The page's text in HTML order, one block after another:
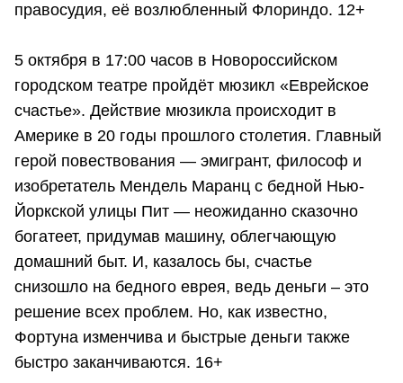
правосудия, её возлюбленный Флориндо. 12+
5 октября в 17:00 часов в Новороссийском
городском театре пройдёт мюзикл «Еврейское
счастье». Действие мюзикла происходит в
Америке в 20 годы прошлого столетия. Главный
герой повествования — эмигрант, философ и
изобретатель Мендель Маранц с бедной Нью-
Йоркской улицы Пит — неожиданно сказочно
богатеет, придумав машину, облегчающую
домашний быт. И, казалось бы, счастье
снизошло на бедного еврея, ведь деньги – это
решение всех проблем. Но, как известно,
Фортуна изменчива и быстрые деньги также
быстро заканчиваются. 16+